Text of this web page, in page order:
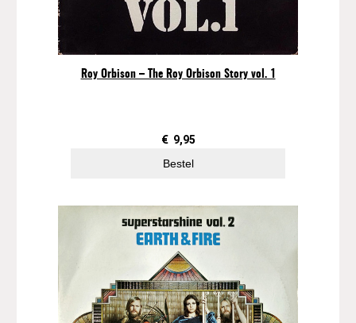
Roy Orbison – The Roy Orbison Story vol. 1
€ 9,95
Bestel